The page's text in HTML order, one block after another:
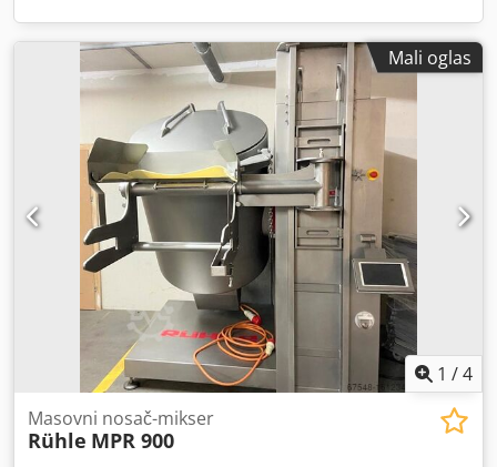
Mali oglas
1 /4
Masovni nosač-mikser
Rühle MPR 900